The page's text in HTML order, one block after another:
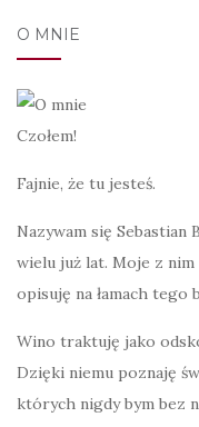
O MNIE
Czołem!
Fajnie, że tu jesteś.
Nazywam się Sebastian
wielu już lat. Moje z nim
opisuję na łamach tego
Wino traktuję jako
Dzięki niemu poznaję
których nigdy bym bez